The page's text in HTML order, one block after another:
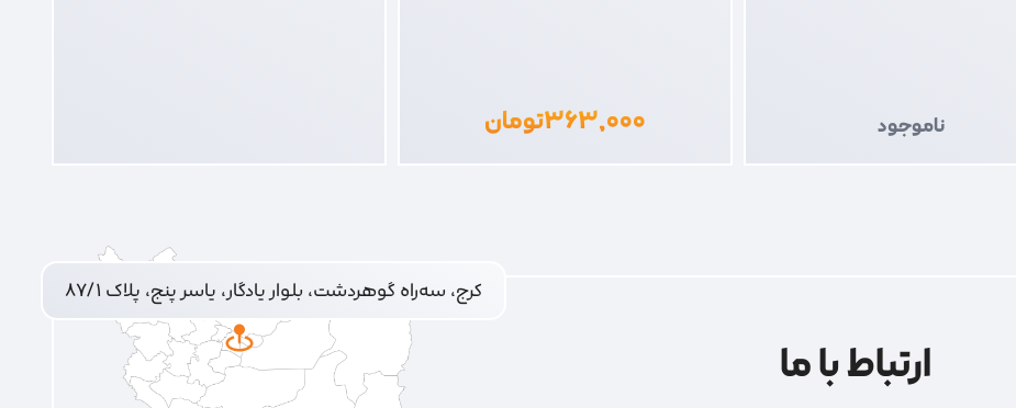
ناموجود ۳۶۳,۰۰۰تومان
ارتباط با ما
کرج، سه‌راه گوهردشت، بلوار یادگار، یاسر پنج، پلاک ۸۷/۱